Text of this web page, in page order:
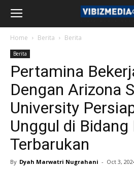
Home Berita Berita
Berita
Pertamina
Dengan Arizona
University
Unggul di Bidang
Terbarukan
By Dyah Marwatri Nugrahani - Oct 3,